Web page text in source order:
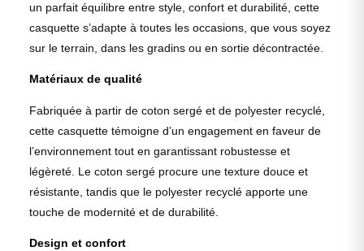
un parfait équilibre entre style, confort et durabilité, cette
casquette s’adapte à toutes les occasions, que vous soyez
sur le terrain, dans les gradins ou en sortie décontractée.
Matériaux de qualité
Fabriquée à partir de coton sergé et de polyester recyclé,
cette casquette témoigne d’un engagement en faveur de
l’environnement tout en garantissant robustesse et
légèreté. Le coton sergé procure une texture douce et
résistante, tandis que le polyester recyclé apporte une
touche de modernité et de durabilité.
Design et confort